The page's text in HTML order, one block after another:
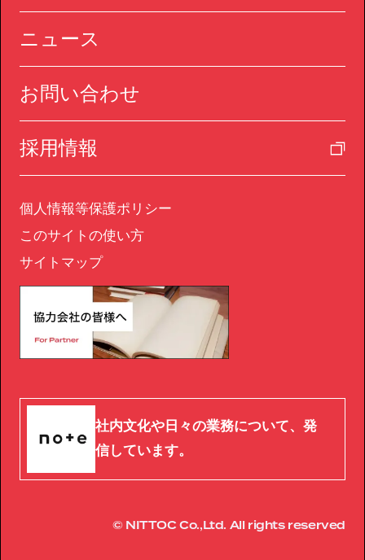
ニュース
お問い合わせ
採用情報
個人情報等保護ポリシー
このサイトの使い方
サイトマップ
社内文化や日々の業務について、発
信しています。
© NITTOC Co.,Ltd. All rights reserved